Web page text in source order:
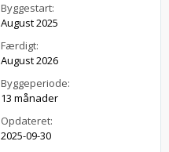
Byggestart:
August 2025
Færdigt:
August 2026
Byggeperiode:
13 månader
Opdateret:
2025-09-30